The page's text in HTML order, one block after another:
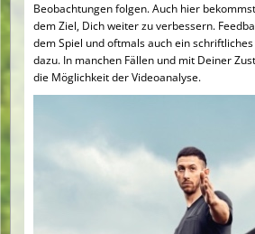
Beobachtungen folgen. Auch hier
dem Ziel, Dich weiter zu verbessern.
dem Spiel und oftmals auch ein
dazu. In manchen Fällen und mit Deiner
die Möglichkeit der Videoanalyse.